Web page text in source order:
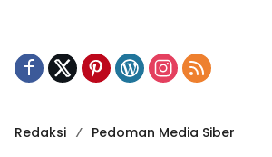
Redaksi
Pedoman Media Siber